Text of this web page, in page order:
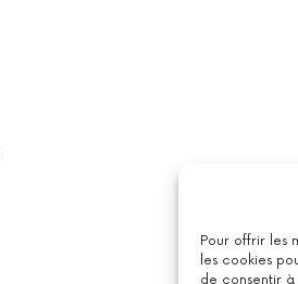
Pour offrir les
les cookies
de consentir